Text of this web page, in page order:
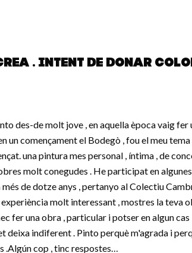
. Intent de donar
des-de molt jove , en aquella època vaig
un començament el Bodegò , fou el meu
una pintura mes personal , íntima , de
molt conegudes . He participat en
de dotze anys , pertanyo al Colectiu
experiència molt interessant , mostres la teva
fer una obra , particular i potser en algun
deixa indiferent . Pinto perquè m'agrada i
.Algún cop , tinc respostes…